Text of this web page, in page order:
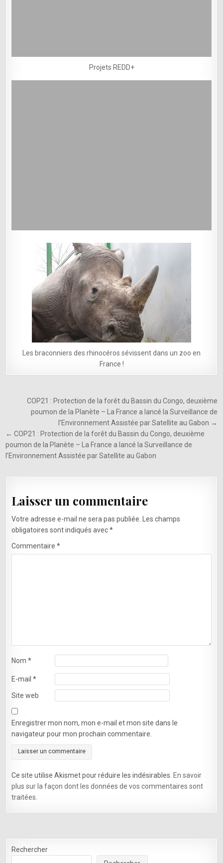
Projets REDD+
Les braconniers des rhinocéros sévissent dans un zoo en
France !
Navigation
l’article
COP21 : Protection de la forêt du Bassin du Congo, deuxième
poumon de la Planète – La France a lancé la Surveillance de
l’Environnement Assistée par Satellite au Gabon →
← COP21 : Protection de la forêt du Bassin du Congo, deuxième
poumon de la Planète – La France a lancé la Surveillance de
l’Environnement Assistée par Satellite au Gabon
Laisser un commentaire
Votre adresse e-mail ne sera pas publiée. Les champs
obligatoires sont indiqués avec*
Commentaire*
Nom*
E-mail*
Site web
Enregistrer mon nom, mon e-mail et mon site dans le
navigateur pour mon prochain commentaire.
Ce site utilise Akismet pour réduire les indésirables.En savoir
plus sur la façon dont les données de vos commentaires sont
traitées
Rechercher